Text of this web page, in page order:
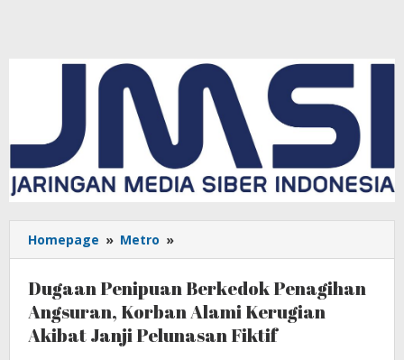
Homepage » Metro »
Penipuan
Penagihan
Angsuran,
Korban
Dugaan Penipuan Berkedok Penagihan
Angsuran, Korban Alami Kerugian
Akibat Janji Pelunasan Fiktif